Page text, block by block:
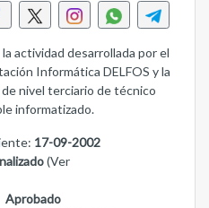
actividad desarrollada por el
Informática DELFOS y la
nivel terciario de técnico
informatizado.
17-09-2002
(Ver
Aprobado